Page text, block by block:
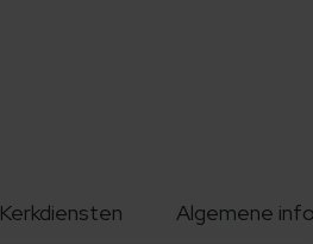
Kerkdiensten Algemene